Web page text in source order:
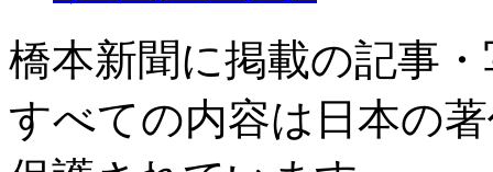
橋本新聞に掲載の記事
すべての内容は日本の